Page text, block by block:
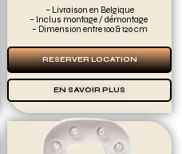
– Livraison en Belgique
– Inclus montage / démontage
– Dimension entre 100 & 120 cm
RESERVER LOCATION
EN SAVOIR PLUS